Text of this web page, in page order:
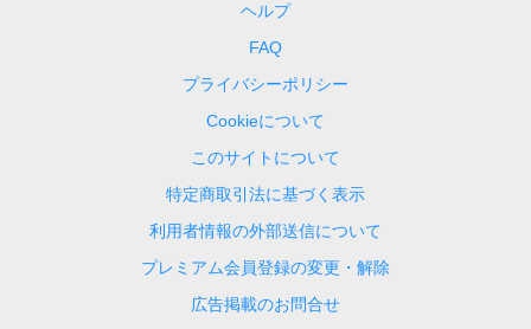
ヘルプ
FAQ
プライバシーポリシー
Cookieについて
このサイトについて
特定商取引法に基づく表示
利用者情報の外部送信について
プレミアム会員登録の変更・解除
広告掲載のお問合せ